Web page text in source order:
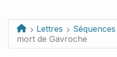
Lettres Séquences
mort de Gavroche